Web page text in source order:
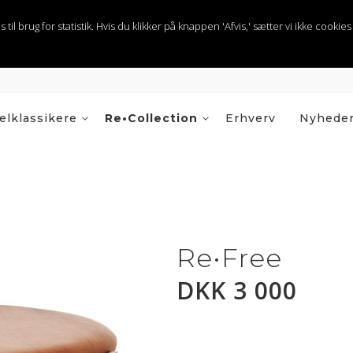
brug for statistik. Hvis du klikker på knappen 'Afvis,' sætter vi ikke
Re•Collection
Nyheder
Erhverv
Re•Free
DKK 3 000